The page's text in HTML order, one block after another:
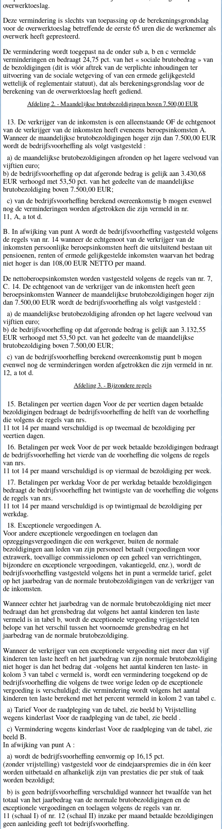
overwerktoeslag.
Deze vermindering is slechts van toepassing op de berekeningsgrondslag
voor de overwerktoeslag betreffende de eerste 65 uren die de werknemer als
overwerk heeft gepresteerd.
De vermindering wordt toegepast na de onder sub a, b en c vermelde
verminderingen en bedraagt 24,75 pct. van het « sociale brutobedrag » van
de bezoldigingen (dit is vóór aftrek van de verplichte inhoudingen ter
uitvoering van de sociale wetgeving of van een ermede gelijkgesteld
wettelijk of reglementair statuut), dat als berekeningsgrondslag voor de
berekening van de overwerktoeslag heeft gediend.
Afdeling 2. - Maandelijkse brutobezoldigingen boven 7.500,00 EUR
13. De verkrijger van de inkomsten is een alleenstaande OF de echtgenoot
van de verkrijger van de inkomsten heeft eveneens beroepsinkomsten A.
Wanneer de maandelijkse brutobezoldigingen hoger zijn dan 7.500,00 EUR
wordt de bedrijfsvoorheffing als volgt vastgesteld :
a) de maandelijkse brutobezoldigingen afronden op het lagere veelvoud van
vijftien euro;
b) de bedrijfsvoorheffing op dat afgeronde bedrag is gelijk aan 3.430,68
EUR verhoogd met 53,50 pct. van het gedeelte van de maandelijkse
brutobezoldiging boven 7.500,00 EUR;
c) van de bedrijfsvoorheffing berekend overeenkomstig b mogen evenwel
nog de verminderingen worden afgetrokken die zijn vermeld in nr.
11, A, a tot d.
B. In afwijking van punt A wordt de bedrijfsvoorheffing vastgesteld volgens
de regels van nr. 14 wanneer de echtgenoot van de verkrijger van de
inkomsten persoonlijke beroepsinkomsten heeft die uitsluitend bestaan uit
pensioenen, renten of ermede gelijkgestelde inkomsten waarvan het bedrag
niet hoger is dan 108,00 EUR NETTO per maand.
De nettoberoepsinkomsten worden vastgesteld volgens de regels van nr. 7,
C. 14. De echtgenoot van de verkrijger van de inkomsten heeft geen
beroepsinkomsten Wanneer de maandelijkse brutobezoldigingen hoger zijn
dan 7.500,00 EUR wordt de bedrijfsvoorheffing als volgt vastgesteld :
a) de maandelijkse brutobezoldiging afronden op het lagere veelvoud van
vijftien euro;
b) de bedrijfsvoorheffing op dat afgeronde bedrag is gelijk aan 3.132,55
EUR verhoogd met 53,50 pct. van het gedeelte van de maandelijkse
brutobezoldiging boven 7.500,00 EUR;
c) van de bedrijfsvoorheffing berekend overeenkomstig punt b mogen
evenwel nog de verminderingen worden afgetrokken die zijn vermeld in nr.
12, a tot d.
Afdeling 3. - Bijzondere regels
15. Betalingen per veertien dagen Voor de per veertien dagen betaalde
bezoldigingen bedraagt de bedrijfsvoorheffing de helft van de voorheffing
die volgens de regels van nrs.
11 tot 14 per maand verschuldigd is op tweemaal de bezoldiging per
veertien dagen.
16. Betalingen per week Voor de per week betaalde bezoldigingen bedraagt
de bedrijfsvoorheffing het vierde van de voorheffing die volgens de regels
van nrs.
11 tot 14 per maand verschuldigd is op viermaal de bezoldiging per week.
17. Betalingen per werkdag Voor de per werkdag betaalde bezoldigingen
bedraagt de bedrijfsvoorheffing het twintigste van de voorheffing die volgens
de regels van nrs.
11 tot 14 per maand verschuldigd is op twintigmaal de bezoldiging per
werkdag.
18. Exceptionele vergoedingen A.
Voor andere exceptionele vergoedingen en toelagen dan
opzeggingsvergoedingen die een werkgever, buiten de normale
bezoldigingen aan leden van zijn personeel betaalt (vergoedingen voor
extrawerk, toevallige commissielonen op een geheel van verrichtingen,
bijzondere en exceptionele vergoedingen, vakantiegeld, enz.), wordt de
bedrijfsvoorheffing vastgesteld volgens het in punt a vermelde tarief, gelet
op het jaarbedrag van de normale brutobezoldigingen van de verkrijger van
de inkomsten.
Wanneer echter het jaarbedrag van de normale brutobezoldiging niet meer
bedraagt dan het grensbedrag dat volgens het aantal kinderen ten laste
vermeld is in tabel b, wordt de exceptionele vergoeding vrijgesteld ten
belope van het verschil tussen het voornoemde grensbedrag en het
jaarbedrag van de normale brutobezoldiging.
Wanneer de verkrijger van een exceptionele vergoeding niet meer dan vijf
kinderen ten laste heeft en het jaarbedrag van zijn normale brutobezoldiging
niet hoger is dan het bedrag dat -volgens het aantal kinderen ten laste- in
kolom 3 van tabel c vermeld is, wordt een vermindering toegekend op de
bedrijfsvoorheffing die volgens de twee vorige leden op de exceptionele
vergoeding is verschuldigd; die vermindering wordt volgens het aantal
kinderen ten laste berekend met het percent vermeld in kolom 2 van tabel c.
a) Tarief Voor de raadpleging van de tabel, zie beeld b) Vrijstelling
wegens kinderlast Voor de raadpleging van de tabel, zie beeld .
c) Vermindering wegens kinderlast Voor de raadpleging van de tabel, zie
beeld B.
In afwijking van punt A :
a) wordt de bedrijfsvoorheffing eenvormig op 16,15 pct.
(zonder vrijstelling) vastgesteld voor de eindejaarspremies die in één keer
worden uitbetaald en afhankelijk zijn van prestaties die per stuk of taak
worden bezoldigd;
b) is geen bedrijfsvoorheffing verschuldigd wanneer het twaalfde van het
totaal van het jaarbedrag van de normale brutobezoldigingen en de
exceptionele vergoedingen en toelagen volgens de regels van nr.
11 (schaal I) of nr. 12 (schaal II) inzake per maand betaalde bezoldigingen
geen aanleiding geeft tot bedrijfsvoorheffing.